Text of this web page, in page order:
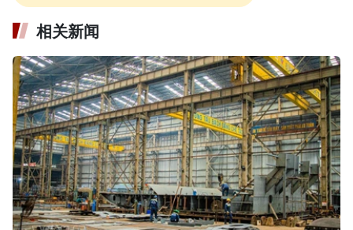
相关新闻